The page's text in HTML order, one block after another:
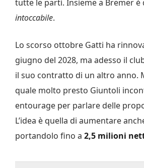
tutte le parti. Insieme a Bremer è
intoccabile.
Lo scorso ottobre Gatti ha
giugno del 2028, ma adesso il
il suo contratto di un altro anno.
quale molto presto Giuntoli
entourage per parlare delle
L’idea è quella di aumentare
portandolo fino a 2,5 milioni